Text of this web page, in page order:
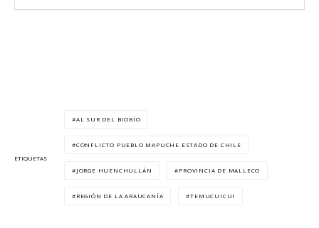
ETIQUETAS
AL SUR DEL BIOBÍO
CONFLICTO PUEBLO MAPUCHE ESTADO DE CHILE
JORGE HUENCHULLÁN PROVINCIA DE MALLECO
REGIÓN DE LA ARAUCANÍA TEMUCUICUI